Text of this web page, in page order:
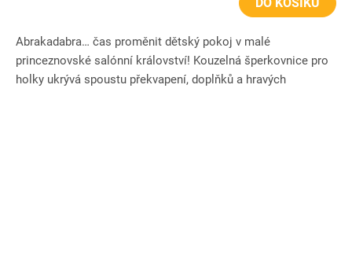
Abrakadabra… čas proměnit dětský pokoj v malé
princeznovské salónní království! Kouzelná šperkovnice pro
holky ukrývá spoustu překvapení, doplňků a hravých